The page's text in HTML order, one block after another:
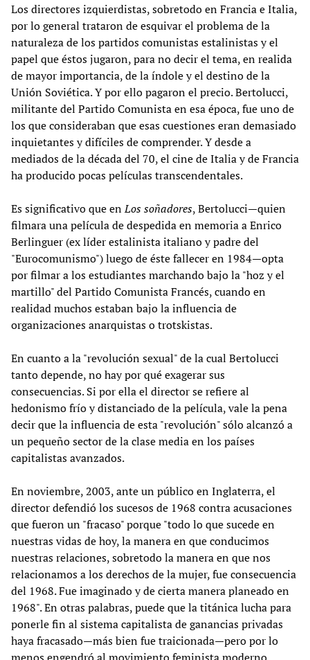
Los directores izquierdistas, sobretodo en Francia e Italia,
por lo general trataron de esquivar el problema de la
naturaleza de los partidos comunistas estalinistas y el
papel que éstos jugaron, para no decir el tema, en realida
de mayor importancia, de la índole y el destino de la
Unión Soviética. Y por ello pagaron el precio. Bertolucci,
militante del Partido Comunista en esa época, fue uno de
los que consideraban que esas cuestiones eran demasiado
inquietantes y difíciles de comprender. Y desde a
mediados de la década del 70, el cine de Italia y de Francia
ha producido pocas películas transcendentales.
Es significativo que enLos soñadores, Bertolucci—quien
filmara una película de despedida en memoria a Enrico
Berlinguer (ex líder estalinista italiano y padre del
"Eurocomunismo") luego de éste fallecer en 1984—opta
por filmar a los estudiantes marchando bajo la "hoz y el
martillo" del Partido Comunista Francés, cuando en
realidad muchos estaban bajo la influencia de
organizaciones anarquistas o trotskistas.
En cuanto a la "revolución sexual" de la cual Bertolucci
tanto depende, no hay por qué exagerar sus
consecuencias. Si por ella el director se refiere al
hedonismo frío y distanciado de la película, vale la pena
decir que la influencia de esta "revolución" sólo alcanzó a
un pequeño sector de la clase media en los países
capitalistas avanzados.
En noviembre, 2003, ante un público en Inglaterra, el
director defendió los sucesos de 1968 contra acusaciones
que fueron un "fracaso" porque "todo lo que sucede en
nuestras vidas de hoy, la manera en que conducimos
nuestras relaciones, sobretodo la manera en que nos
relacionamos a los derechos de la mujer, fue consecuencia
del 1968. Fue imaginado y de cierta manera planeado en
1968". En otras palabras, puede que la titánica lucha para
ponerle fin al sistema capitalista de ganancias privadas
haya fracasado—más bien fue traicionada—pero por lo